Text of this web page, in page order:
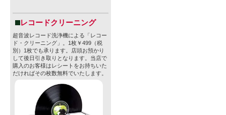
レコードクリーニング
超音波レコード洗浄機による「レコー
ド・クリーニング」。1枚￥499（税
別）1枚でも承ります。店頭お預かり
して後日引き取りとなります。当店で
購入のお客様はレシートをお持ちいた
だければその枚数無料でいたします。